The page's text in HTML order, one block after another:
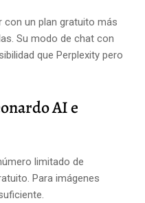
con un plan gratuito más
Su modo de chat con
que Perplexity pero
AI e
limitado de
Para imágenes